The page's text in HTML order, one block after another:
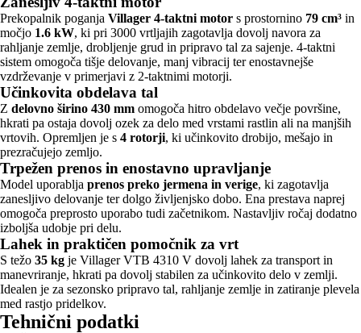
Prekopalnik poganja Villager 4-taktni motor s prostornino 79 cm³ in
močjo 1.6 kW, ki pri 3000 vrtljajih zagotavlja dovolj navora za
rahljanje zemlje, drobljenje grud in pripravo tal za sajenje. 4-taktni
sistem omogoča tišje delovanje, manj vibracij ter enostavnejše
vzdrževanje v primerjavi z 2-taktnimi motorji.
Učinkovita obdelava tal
Z delovno širino 430 mm omogoča hitro obdelavo večje površine,
hkrati pa ostaja dovolj ozek za delo med vrstami rastlin ali na manjših
vrtovih. Opremljen je s 4 rotorji, ki učinkovito drobijo, mešajo in
prezračujejo zemljo.
Trpežen prenos in enostavno upravljanje
Model uporablja prenos preko jermena in verige, ki zagotavlja
zanesljivo delovanje ter dolgo življenjsko dobo. Ena prestava naprej
omogoča preprosto uporabo tudi začetnikom. Nastavljiv ročaj dodatno
izboljša udobje pri delu.
Lahek in praktičen pomočnik za vrt
S težo 35 kg je Villager VTB 4310 V dovolj lahek za transport in
manevriranje, hkrati pa dovolj stabilen za učinkovito delo v zemlji.
Idealen je za sezonsko pripravo tal, rahljanje zemlje in zatiranje plevela
med rastjo pridelkov.
Tehnični podatki